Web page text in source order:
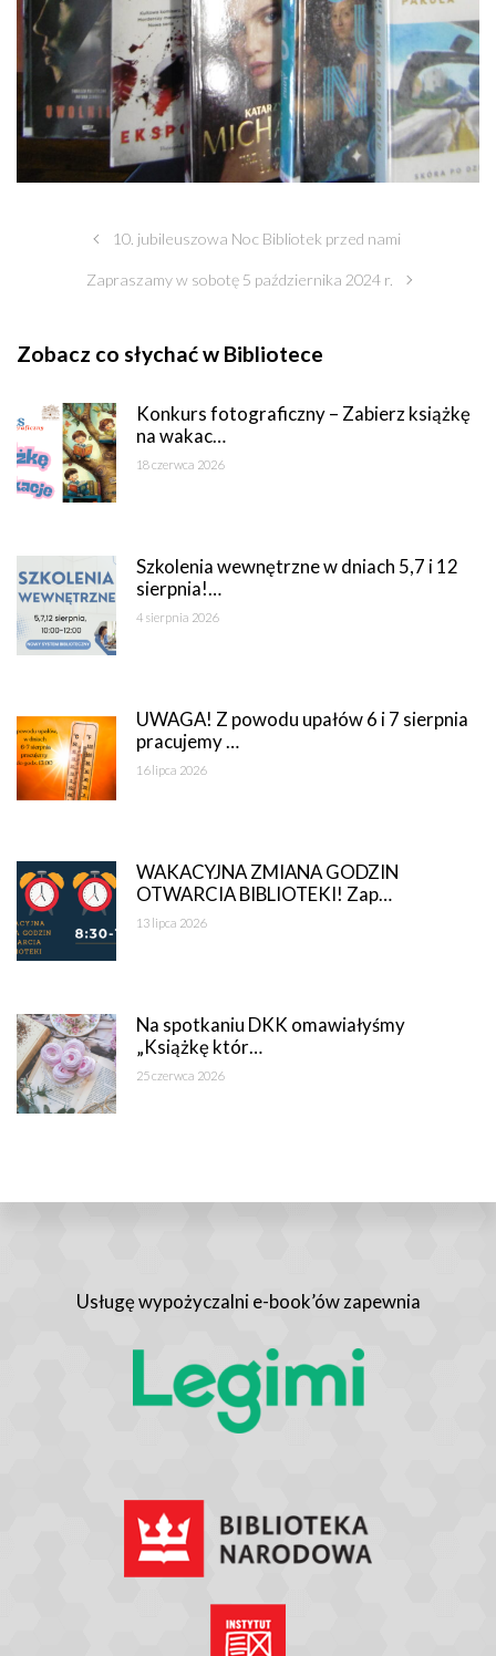
10. jubileuszowa Noc Bibliotek przed nami
Zapraszamy w sobotę 5 października 2024 r.
Zobacz co słychać w Bibliotece
Konkurs fotograficzny – Zabierz książkę
na wakac…
18 czerwca 2026
Szkolenia wewnętrzne w dniach 5,7 i 12
sierpnia!…
4 sierpnia 2026
UWAGA! Z powodu upałów 6 i 7 sierpnia
pracujemy …
16 lipca 2026
WAKACYJNA ZMIANA GODZIN
OTWARCIA BIBLIOTEKI! Zap…
13 lipca 2026
Na spotkaniu DKK omawiałyśmy
„Książkę któr…
25 czerwca 2026
Usługę wypożyczalni e-book’ów zapewnia